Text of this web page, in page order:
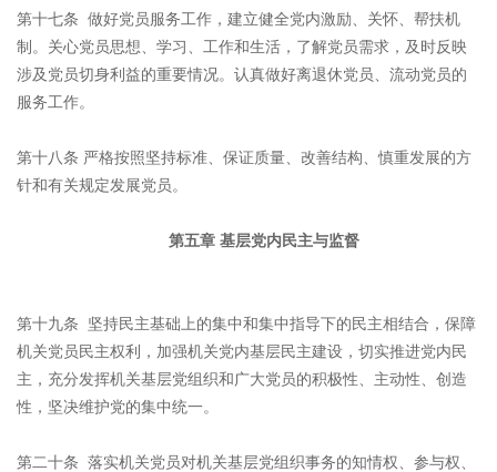
第十七条 做好党员服务工作，建立健全党内激励、关怀、帮扶机
制。关心党员思想、学习、工作和生活，了解党员需求，及时反映
涉及党员切身利益的重要情况。认真做好离退休党员、流动党员的
服务工作。
第十八条 严格按照坚持标准、保证质量、改善结构、慎重发展的方
针和有关规定发展党员。
第五章 基层党内民主与监督
第十九条 坚持民主基础上的集中和集中指导下的民主相结合，保障
机关党员民主权利，加强机关党内基层民主建设，切实推进党内民
主，充分发挥机关基层党组织和广大党员的积极性、主动性、创造
性，坚决维护党的集中统一。
第二十条 落实机关党员对机关基层党组织事务的知情权、参与权、